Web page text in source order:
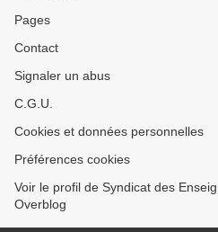
Pages
Contact
Signaler un abus
C.G.U.
Cookies et données personnelles
Préférences cookies
Voir le profil de Syndicat des
Overblog